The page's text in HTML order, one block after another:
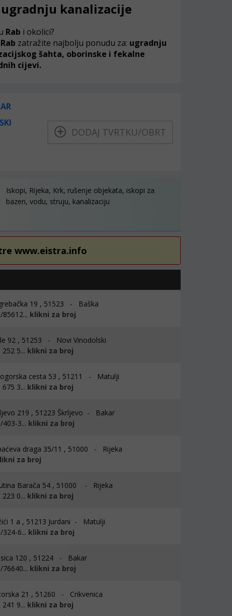
ugradnju kanalizacije
Rab i okolici?
Rab zatražite najbolju ponudu za: ugradnju
šahta, oborinske i fekalne
cijevi.
DODAJ TVRTKU/OBRT
Iskopi, Rijeka, Krk, rušenje objekata, iskopi za
bazen, vodu, struju, kanalizaciju
www.eistra.info
19 , 51523 - Baška
85612... klikni za broj
92 , 51253 - Novi Vinodolski
252 5... klikni za broj
cesta 53 , 51211 - Matulji
675 3... klikni za broj
219 , 51223 Škrljevo - Bakar
403-3... klikni za broj
draga 35/11 , 51000 - Rijeka
za broj
Barača 54 , 51000 - Rijeka
223 0... klikni za broj
1 a , 51213 Jurdani - Matulji
324-6... klikni za broj
120 , 51224 - Bakar
76640... klikni za broj
21 , 51260 - Crikvenica
241 9... klikni za broj